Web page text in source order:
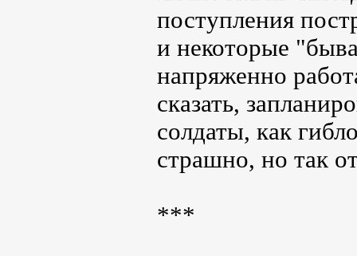
поступления
и некоторые
напряженно
сказать,
солдаты, как
страшно, но так
***